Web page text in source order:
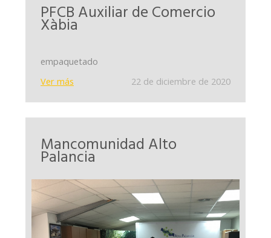
PFCB Auxiliar de Comercio
Xàbia
empaquetado
22 de diciembre de 2020
Ver más
Mancomunidad Alto
Palancia